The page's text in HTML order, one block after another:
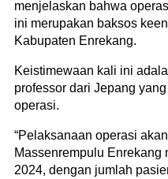
menjelaskan bahwa
ini merupakan baksos
Kabupaten Enrekang.
Keistimewaan kali ini
professor dari Jepang
operasi.
“Pelaksanaan operasi
Massenrempulu Enrekang
2024, dengan jumlah